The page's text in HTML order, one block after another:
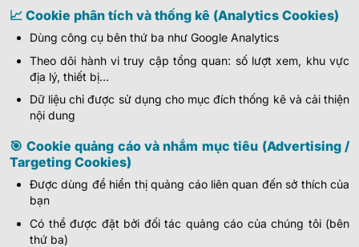
📈 Cookie phân tích và thống kê (Analytics Cookies)
Dùng công cụ bên thứ ba như Google Analytics
Theo dõi hành vi truy cập tổng quan: số lượt xem, khu vực
địa lý, thiết bị…
Dữ liệu chỉ được sử dụng cho mục đích thống kê và cải thiện
nội dung
🎯 Cookie quảng cáo và nhắm mục tiêu (Advertising /
Targeting Cookies)
Được dùng để hiển thị quảng cáo liên quan đến sở thích của
bạn
Có thể được đặt bởi đối tác quảng cáo của chúng tôi (bên
thứ ba)